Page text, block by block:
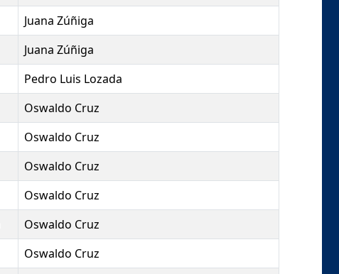
Juana Zúñiga
Juana Zúñiga
Pedro Luis Lozada
Oswaldo Cruz
Oswaldo Cruz
Oswaldo Cruz
Oswaldo Cruz
Oswaldo Cruz
Oswaldo Cruz